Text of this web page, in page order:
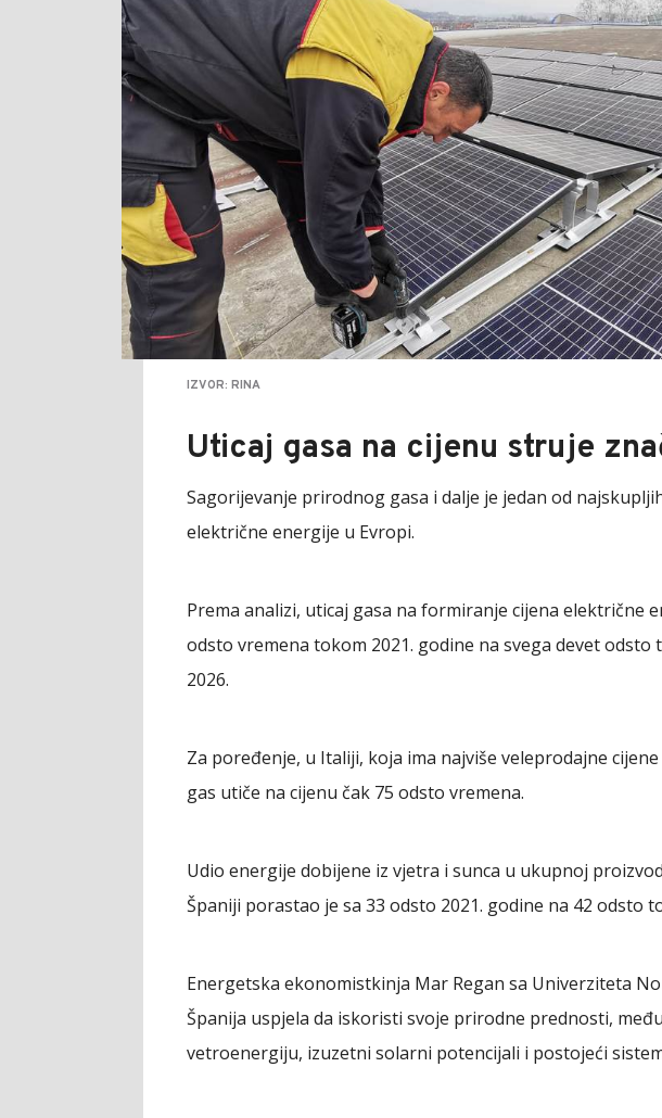
IZVOR: RINA
Uticaj gasa na cijenu struje
Sagorijevanje prirodnog gasa i dalje je jedan od
električne energije u Evropi.
Prema analizi, uticaj gasa na formiranje cijena električne
odsto vremena tokom 2021. godine na svega devet odsto
2026.
Za poređenje, u Italiji, koja ima najviše veleprodajne
gas utiče na cijenu čak 75 odsto vremena.
Udio energije dobijene iz vjetra i sunca u ukupnoj
Španiji porastao je sa 33 odsto 2021. godine na 42 odsto
Energetska ekonomistkinja Mar Regan sa Univerziteta
Španija uspjela da iskoristi svoje prirodne prednosti,
vetroenergiju, izuzetni solarni potencijali i postojeći